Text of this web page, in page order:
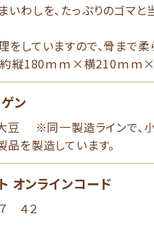
いわしを、たっぷりのゴマ
をしていますので、骨まで柔
約縦180ｍｍ×横210ｍｍ×
ン
※同一製造ラインで、小麦
品を製造しています。
オンラインコード
７ ４２